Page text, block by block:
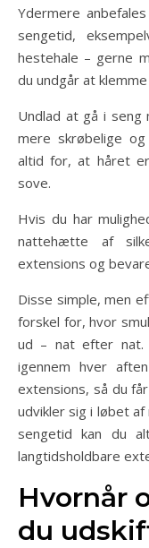
Ydermere
sengetid,
hestehale – gerne
du undgår at
Undlad at gå i
mere skrøbelige
altid for, at håret
sove.
Hvis du har
nattehætte af
extensions og
Disse simple, men
forskel for, hvor
ud – nat efter nat.
igennem hver
extensions, så du
udvikler sig i løbet
sengetid kan du
langtidsholdbare
Hvornår
du